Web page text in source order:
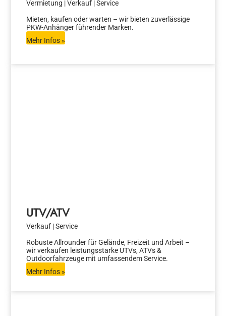
Vermietung | Verkauf | Service
Mieten, kaufen oder warten – wir bieten zuverlässige
PKW-Anhänger führender Marken.
Mehr Infos »
UTV/ATV
Verkauf | Service
Robuste Allrounder für Gelände, Freizeit und Arbeit –
wir verkaufen leistungsstarke UTVs, ATVs &
Outdoorfahrzeuge mit umfassendem Service.
Mehr Infos »